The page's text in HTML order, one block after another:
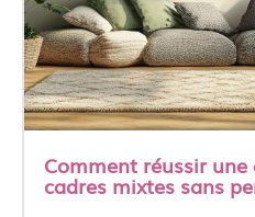
Comment réussir
cadres mixtes sans